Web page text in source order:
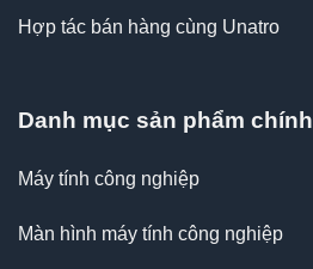
Hợp tác bán hàng cùng Unatro
Danh mục sản phẩm chính
Máy tính công nghiệp
Màn hình máy tính công nghiệp